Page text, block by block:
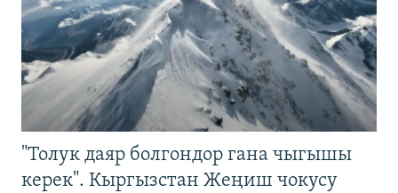
"Толук даяр болгондор гана чыгышы
керек". Кыргызстан Жеңиш чокусу